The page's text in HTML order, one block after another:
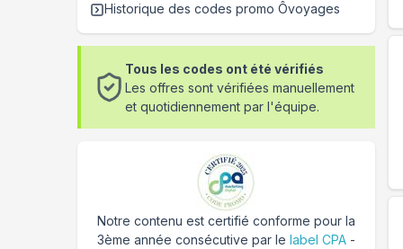
Historique des codes promo Ôvoyages
Tous les codes ont été vérifiés
Les offres sont vérifiées manuellement
et quotidiennement par l'équipe.
Notre contenu est certifié conforme pour la
3ème année consécutive par le label CPA-